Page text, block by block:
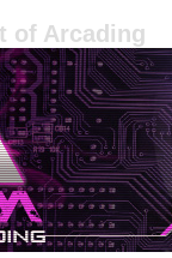
of Arcading